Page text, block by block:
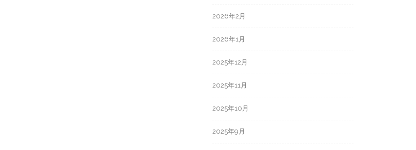
2026年2月
2026年1月
2025年12月
2025年11月
2025年10月
2025年9月